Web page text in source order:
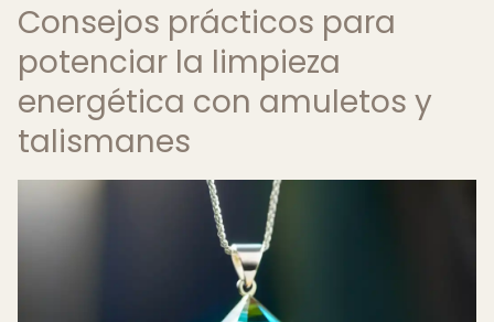
Consejos prácticos para
potenciar la limpieza
energética con amuletos y
talismanes